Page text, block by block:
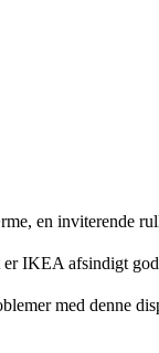
en inviterende
IKEA afsindigt
med denne